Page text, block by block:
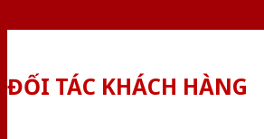
ĐỐI TÁC KHÁCH HÀNG